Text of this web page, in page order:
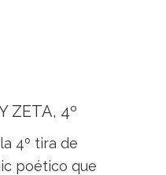
ZETA, 4º
4º tira de
poético que